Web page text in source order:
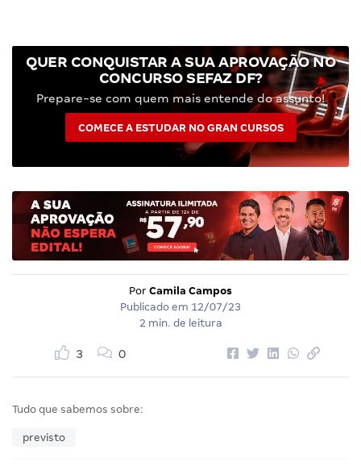
QUER CONQUISTAR A SUA APROVAÇÃO NO
CONCURSO SEFAZ DF?
Prepare-se com quem mais entende do assunto!
COMECE A ESTUDAR NO GRAN CURSOS
Por Camila Campos
Publicado em 12/07/23
2 min. de leitura
3 0
Tudo que sabemos sobre:
previsto